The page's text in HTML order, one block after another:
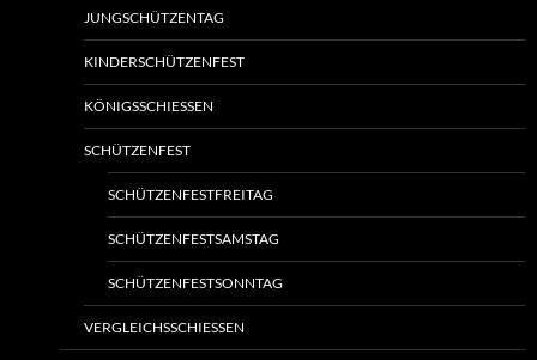
JUNGSCHÜTZENTAG
KINDERSCHÜTZENFEST
KÖNIGSSCHIESSEN
SCHÜTZENFEST
SCHÜTZENFESTFREITAG
SCHÜTZENFESTSAMSTAG
SCHÜTZENFESTSONNTAG
VERGLEICHSSCHIESSEN